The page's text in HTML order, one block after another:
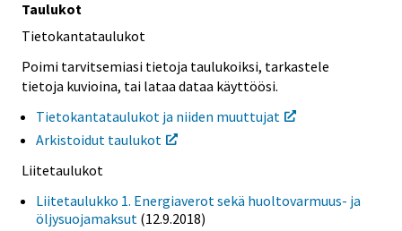
Taulukot
Tietokantataulukot
Poimi tarvitsemiasi tietoja taulukoiksi, tarkastele
tietoja kuvioina, tai lataa dataa käyttöösi.
Tietokantataulukot ja niiden muuttujat
Arkistoidut taulukot
Liitetaulukot
Liitetaulukko 1. Energiaverot sekä huoltovarmuus- ja
öljysuojamaksut (12.9.2018)